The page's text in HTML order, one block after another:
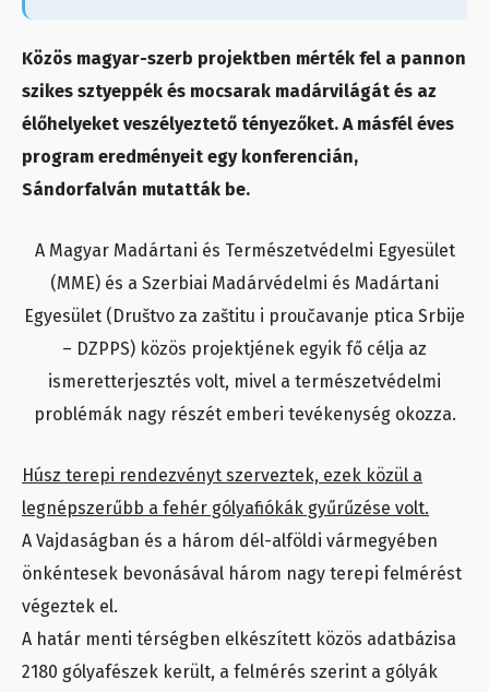
Közös magyar-szerb projektben mérték fel a pannon
szikes sztyeppék és mocsarak madárvilágát és az
élőhelyeket veszélyeztető tényezőket. A másfél éves
program eredményeit egy konferencián,
Sándorfalván mutatták be.
A Magyar Madártani és Természetvédelmi Egyesület
(MME) és a Szerbiai Madárvédelmi és Madártani
Egyesület (Društvo za zaštitu i proučavanje ptica Srbije
– DZPPS) közös projektjének egyik fő célja az
ismeretterjesztés volt, mivel a természetvédelmi
problémák nagy részét emberi tevékenység okozza.
Húsz terepi rendezvényt szerveztek, ezek közül a
legnépszerűbb a fehér gólyafiókák gyűrűzése volt.
A Vajdaságban és a három dél-alföldi vármegyében
önkéntesek bevonásával három nagy terepi felmérést
végeztek el.
A határ menti térségben elkészített közös adatbázisa
2180 gólyafészek került, a felmérés szerint a gólyák